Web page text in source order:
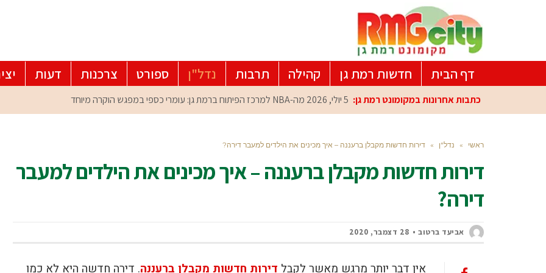
דף הבית חדשות רמת גן קהילה תרבות נדל"ן ספורט צרכנות דעות
כתבות אחרונות במקומונט רמת גן: 5 יולי, 2026 מה-NBA למרכז הפיתוח ברמת גן: עומרי כספי במפגש הוקרה מיוחד
ראשי » נדל"ן » דירות חדשות מקבלן ברעננה – איך מכינים את הילדים למעבר דירה?
דירות חדשות מקבלן ברעננה – איך מכינים את הילדים למעבר
דירה?
אביעד ברטוב 28 דצמבר, 2020
אין דבר יותר מרגש מאשר לקבל דירות חדשות מקבלן ברעננה. דירה חדשה היא לא כמו